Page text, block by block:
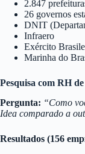
2.847
26 governos
DNIT
Infraero
Exército
Marinha do
Pesquisa com RH
Pergunta: “Como
Idea comparado a
Resultados (156